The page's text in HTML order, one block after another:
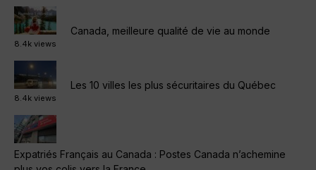
Canada, meilleure qualité de vie au monde
8.4k views
Les 10 villes les plus sécuritaires du Québec
8.4k views
Expatriés Français au Canada : Postes Canada n’achemine